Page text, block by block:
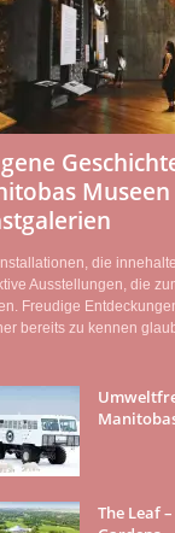
die
Ausstellungen, die
Freudige
bereits zu kennen
The Leaf